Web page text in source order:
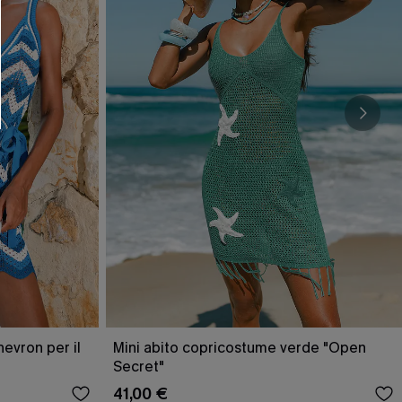
per il
Mini abito copricostume verde "Open
Secret"
41,00 €
e-mail di marketing (compresi contenuti
i nostri Termini e condizioni . Potremmo
come i pixel presenti nelle
valutare il livello di coinvolgimento,
che potrebbero interessarti, il tutto
. Puoi annullare l'iscrizione in qualsiasi